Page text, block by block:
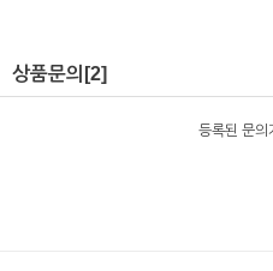
상품문의 [2]
등록된 문의